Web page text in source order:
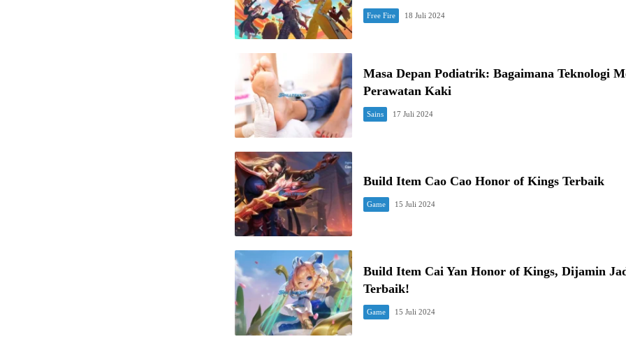
Free Fire 18 Juli 2024
Masa Depan Podiatrik: Bagaimana Teknologi
Perawatan Kaki
Sains 17 Juli 2024
Build Item Cao Cao Honor of Kings Terbaik
Game 15 Juli 2024
Build Item Cai Yan Honor of Kings, Dijamin
Terbaik!
Game 15 Juli 2024